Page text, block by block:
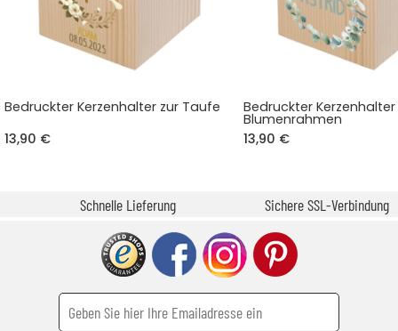
Bedruckter Kerzenhalter zur Taufe
13,90 €
Bedruckter Kerzenhalter
Blumenrahmen
13,90 €
Schnelle Lieferung Sichere SSL-Verbindung